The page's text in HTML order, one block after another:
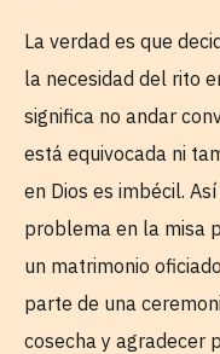
La verdad es que
la necesidad del rito
significa no andar
está equivocada ni
en Dios es imbécil.
problema en la misa
un matrimonio
parte de una
cosecha y agradecer